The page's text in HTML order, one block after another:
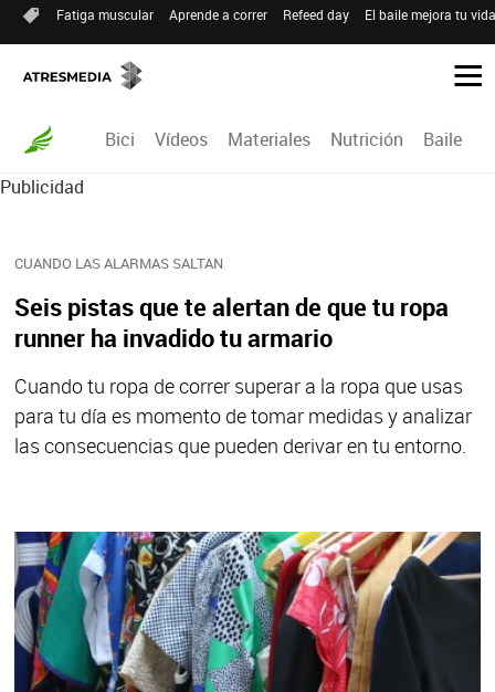
Fatiga muscular Aprende a correr Refeed day El baile mejora tu
Bici Vídeos Materiales Nutrición Baile
Publicidad
CUANDO LAS ALARMAS SALTAN
Seis pistas que te alertan de que tu ropa
runner ha invadido tu armario
Cuando tu ropa de correr superar a la ropa que usas
para tu día es momento de tomar medidas y analizar
las consecuencias que pueden derivar en tu entorno.